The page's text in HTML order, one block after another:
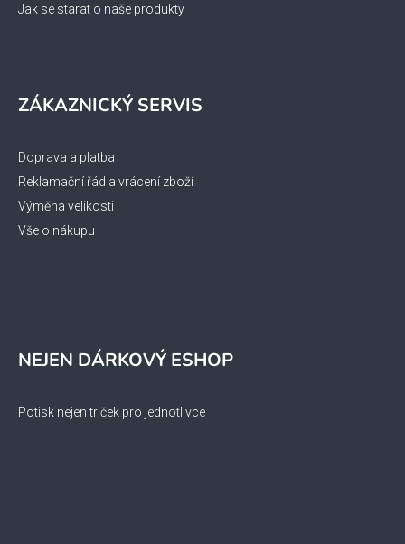
Jak se starat o naše produkty
ZÁKAZNICKÝ SERVIS
Doprava a platba
Reklamační řád a vrácení zboží
Výměna velikosti
Vše o nákupu
NEJEN DÁRKOVÝ ESHOP
Potisk nejen triček pro jednotlivce